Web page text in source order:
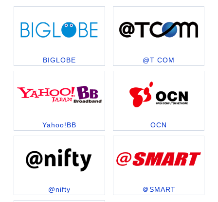
BIGLOBE @T COM
Yahoo!BB OCN
@nifty ＠SMART